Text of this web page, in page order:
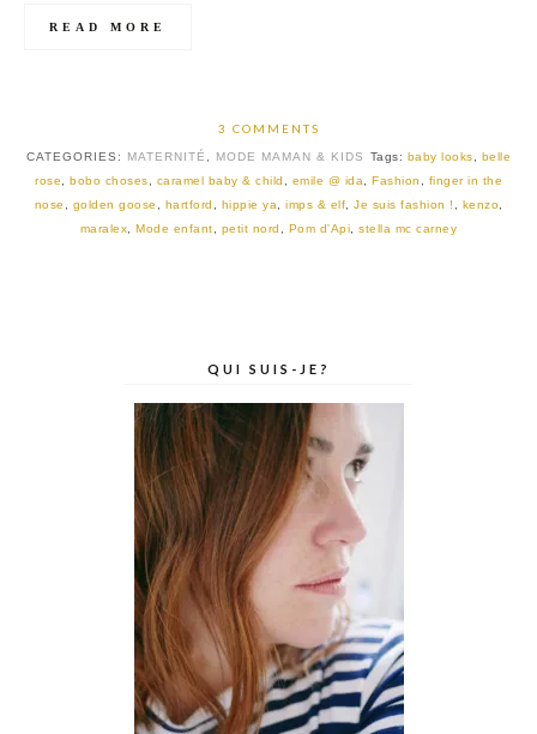
READ MORE
3 COMMENTS
CATEGORIES: MATERNITÉ MODE MAMAN & KIDS Tags: baby looks
belle
rose
bobo choses caramel baby & child emile @ ida Fashion
finger in the
nose
golden goose hartford hippie ya imps & elf Je suis fashion ! kenzo
maralex ,Mode enfant petit nord Pom d'Api ,stella mc carney
QUI SUIS-JE?